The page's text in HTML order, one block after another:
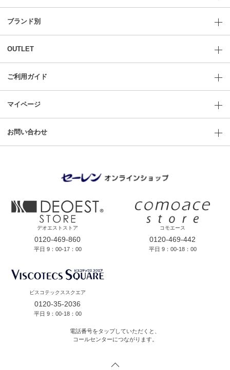
ブランド別
OUTLET
ご利用ガイド
マイページ
お問い合わせ
デオエストストア
0120-469-860
平日 9：00-17：00
コモエース
0120-469-442
平日 9：00-18：00
ビスコテックススクエア
0120-35-2036
平日 9：00-18：00
電話番号をタップしていただくと、
コールセンターにつながります。